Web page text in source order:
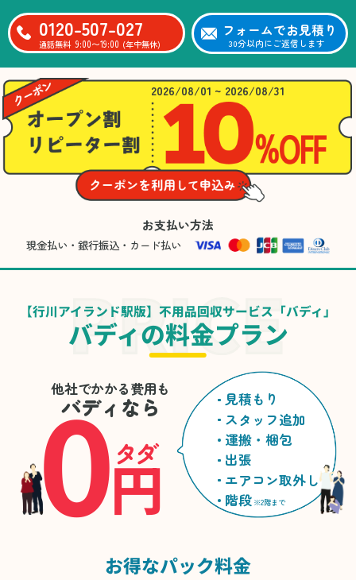
サイクル可能なものにつ
いても教えていただき、
今後の片付けにも役立つ
知識が増えました。また
何かあれば、ぜひお願い
したいと思っています。
心のこもったサービスを
ありがとうございまし
た。
0120-507-027
通話無料 9:00〜19:00 (年中無休)
フォームでお見積り
30分以内にご返信します
2026/08/01 ~ 2026/08/31
お支払い方法
現金払い・銀行振込・カード払い
【行川アイランド駅版】不用品回収サービス「バディ」
バディの料金プラン
他社でかかる費用も
バディなら
0円
タダ
見積もり
スタッフ追加
運搬・梱包
出張
エアコン取外し
階段 ※2階まで
お得なパック料金